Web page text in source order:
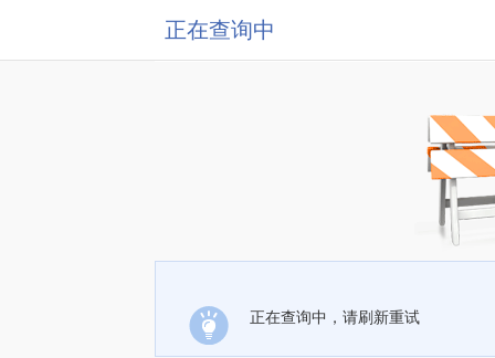
正在查询中
正在查询中，请刷新重试